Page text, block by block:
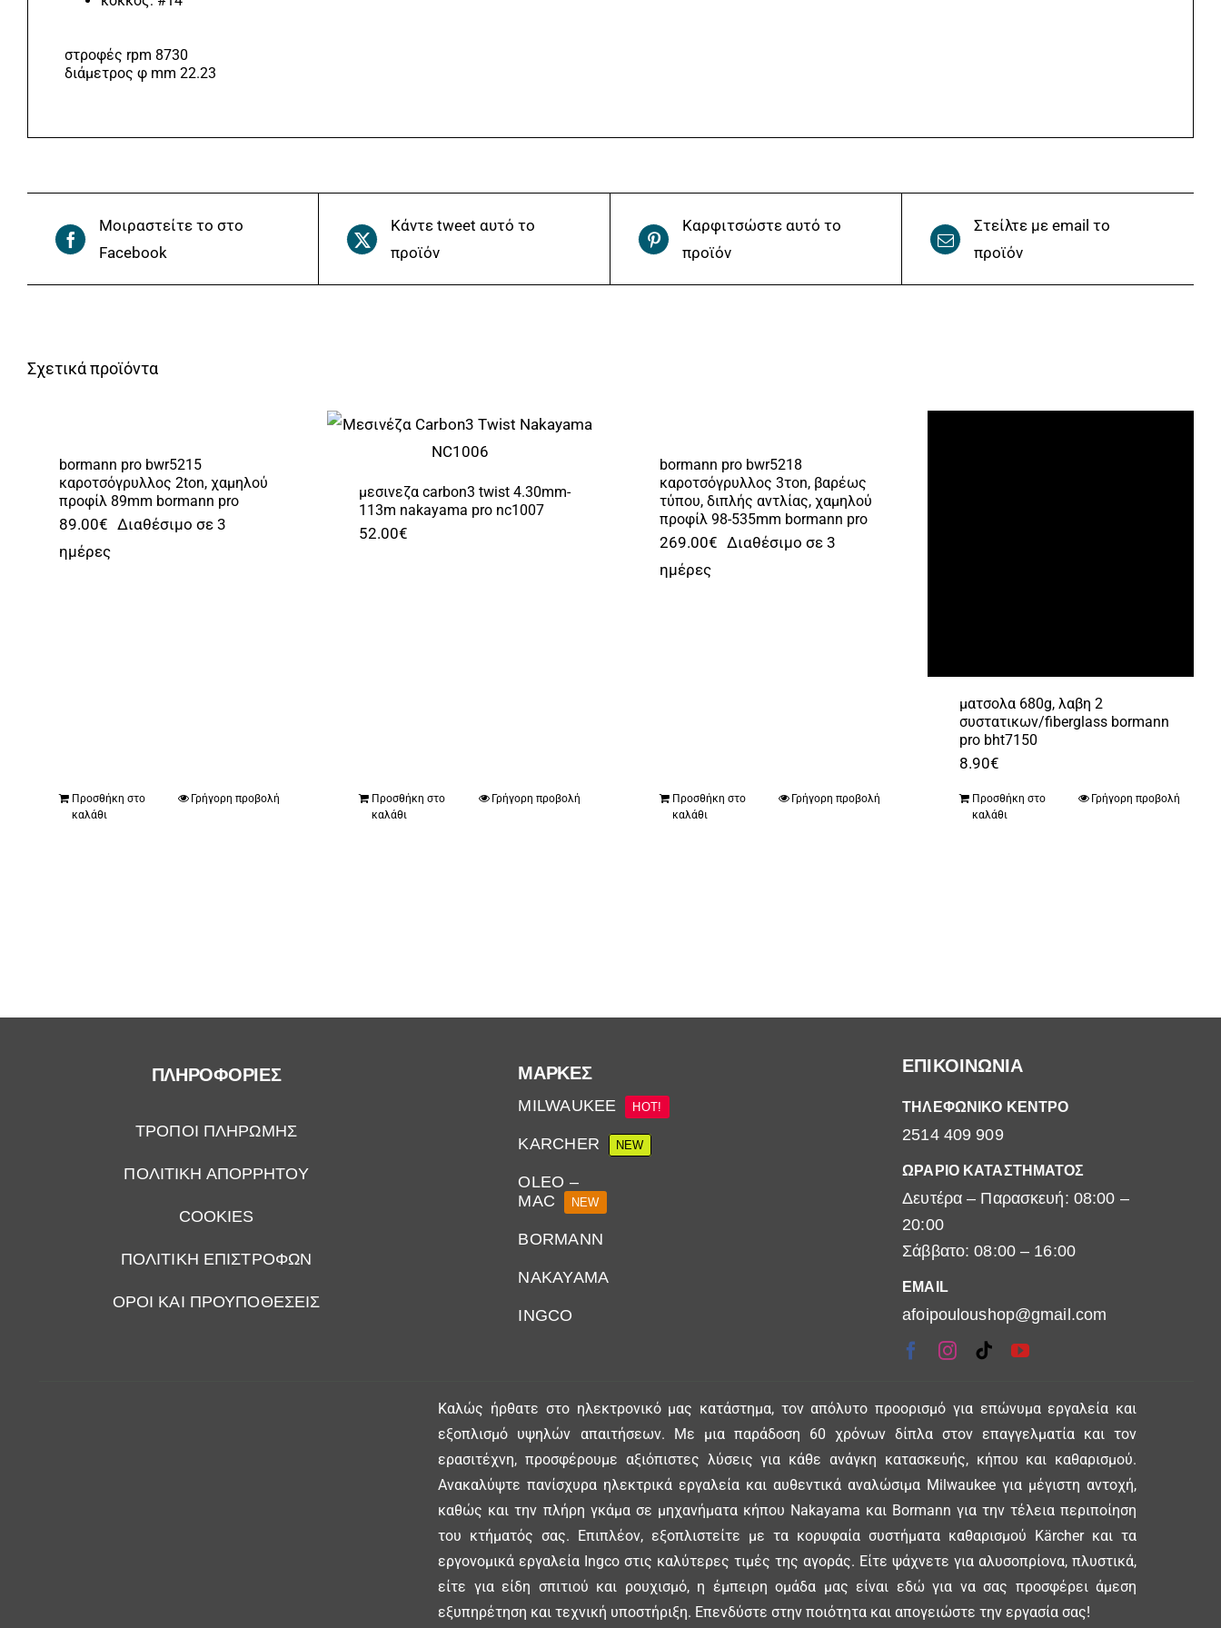
στροφές rpm 8730
διάμετρος φ mm 22.23
Μοιραστείτε το στο
Facebook
Κάντε tweet αυτό το
προϊόν
Καρφιτσώστε αυτό το
προϊόν
Στείλτε με email το
προϊόν
Σχετικά προϊόντα
bormann pro bwr5215
καροτσόγρυλλος 2ton, χαμηλού
προφίλ 89mm bormann pro
89.00€ Διαθέσιμο σε 3
ημέρες
Προσθήκη στο
καλάθι
Γρήγορη προβολή
μεσινεζα carbon3 twist 4.30mm-
113m nakayama pro nc1007
52.00€
Προσθήκη στο
καλάθι
Γρήγορη προβολή
bormann pro bwr5218
καροτσόγρυλλος 3τon, βαρέως
τύπου, διπλής αντλίας, χαμηλού
προφίλ 98-535mm bormann pro
269.00€ Διαθέσιμο σε 3
ημέρες
Προσθήκη στο
καλάθι
Γρήγορη προβολή
ματσολα 680g, λαβη 2
συστατικων/fiberglass bormann
pro bht7150
8.90€
Προσθήκη στο
καλάθι
Γρήγορη προβολή
ΠΛΗΡΟΦΟΡΙΕΣ
ΤΡΟΠΟΙ ΠΛΗΡΩΜΗΣ
ΠΟΛΙΤΙΚΗ ΑΠΟΡΡΗΤΟΥ
COOKIES
ΠΟΛΙΤΙΚΗ ΕΠΙΣΤΡΟΦΩΝ
ΟΡΟΙ ΚΑΙ ΠΡΟΥΠΟΘΕΣΕΙΣ
ΜΆΡΚΕΣ
MILWAUKEE HOT!
KARCHER NEW
OLEO –
MAC
NEW
BORMANN
NAKAYAMA
INGCO
ΕΠΙΚΟΙΝΩΝΙΑ
ΤΗΛΕΦΩΝΙΚΟ ΚΕΝΤΡΟ
2514 409 909
ΩΡΑΡΙΟ ΚΑΤΑΣΤΗΜΑΤΟΣ
Δευτέρα – Παρασκευή: 08:00 –
20:00
Σάββατο: 08:00 – 16:00
EMAIL
afoipouloushop@gmail.com
Καλώς ήρθατε στο ηλεκτρονικό μας κατάστημα, τον απόλυτο προορισμό για επώνυμα εργαλεία και
εξοπλισμό υψηλών απαιτήσεων. Με μια παράδοση 60 χρόνων δίπλα στον επαγγελματία και τον
ερασιτέχνη, προσφέρουμε αξιόπιστες λύσεις για κάθε ανάγκη κατασκευής, κήπου και καθαρισμού.
Ανακαλύψτε πανίσχυρα ηλεκτρικά εργαλεία και αυθεντικά αναλώσιμα Milwaukee για μέγιστη αντοχή,
καθώς και την πλήρη γκάμα σε μηχανήματα κήπου Nakayama και Bormann για την τέλεια περιποίηση
του κτήματός σας. Επιπλέον, εξοπλιστείτε με τα κορυφαία συστήματα καθαρισμού Kärcher και τα
εργονομικά εργαλεία Ingco στις καλύτερες τιμές της αγοράς. Είτε ψάχνετε για αλυσοπρίονα, πλυστικά,
είτε για είδη σπιτιού και ρουχισμό, η έμπειρη ομάδα μας είναι εδώ για να σας προσφέρει άμεση
εξυπηρέτηση και τεχνική υποστήριξη. Επενδύστε στην ποιότητα και απογειώστε την εργασία σας!